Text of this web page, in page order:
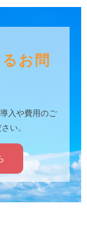
お問
入や費用のご
い。